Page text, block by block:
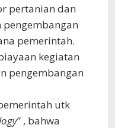
pertanian dan
pemerintah.
kegiatan
pengembangan
utk
” , bahwa